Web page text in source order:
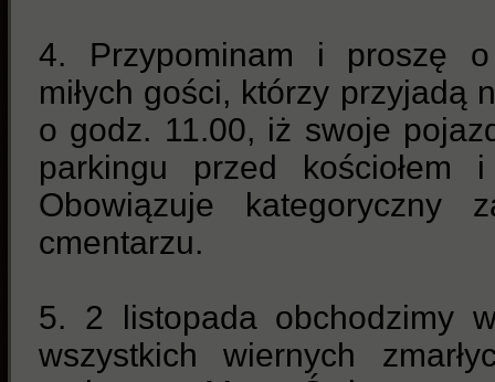
4. Przypominam i proszę
miłych gości, którzy przyjadą
o godz. 11.00, iż swoje
parkingu przed
Obowiązuje kategoryczny
cmentarzu.
5. 2 listopada obchodzimy
wszystkich wiernych